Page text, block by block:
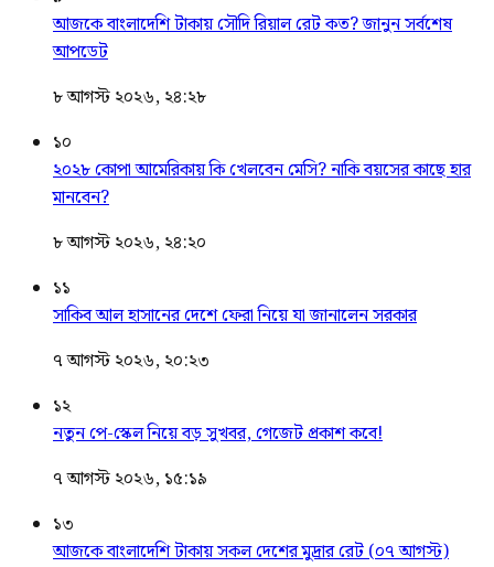
আজকে বাংলাদেশি টাকায় সৌদি রিয়াল রেট কত? জানুন সর্বশেষ
আপডেট
৮ আগস্ট ২০২৬, ২৪:২৮
১০
২০২৮ কোপা আমেরিকায় কি খেলবেন মেসি? নাকি বয়সের কাছে হার
মানবেন?
৮ আগস্ট ২০২৬, ২৪:২০
১১
সাকিব আল হাসানের দেশে ফেরা নিয়ে যা জানালেন সরকার
৭ আগস্ট ২০২৬, ২০:২৩
১২
নতুন পে-স্কেল নিয়ে বড় সুখবর, গেজেট প্রকাশ কবে!
৭ আগস্ট ২০২৬, ১৫:১৯
১৩
আজকে বাংলাদেশি টাকায় সকল দেশের মুদ্রার রেট (০৭ আগস্ট)